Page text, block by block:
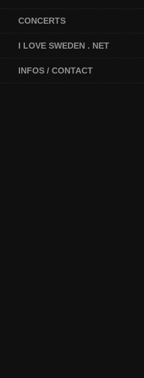
CONCERTS
I LOVE SWEDEN . NET
INFOS / CONTACT